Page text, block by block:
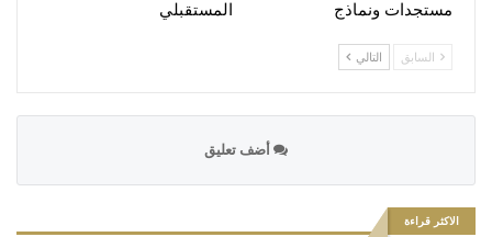
مستجدات ونماذج
المستقبلي
السابق التالي
أضف تعليق
الاكثر قراءة